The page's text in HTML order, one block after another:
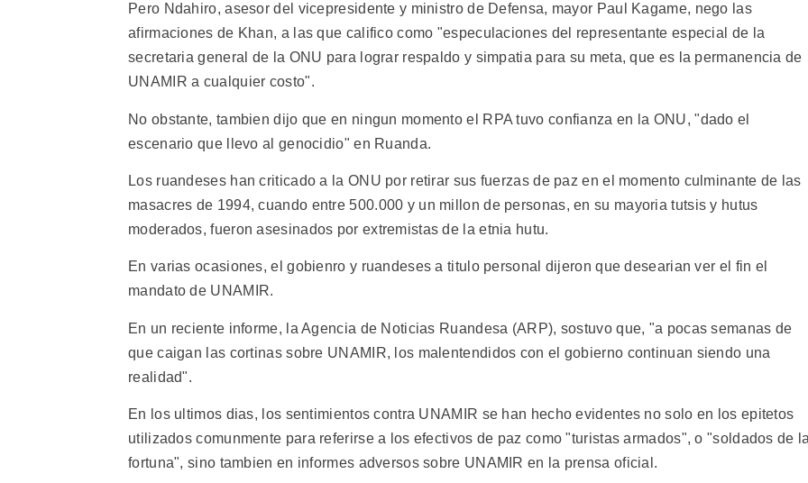
Pero Ndahiro, asesor del vicepresidente y ministro de Defensa, mayor Paul Kagame, nego las
afirmaciones de Khan, a las que califico como "especulaciones del representante especial de la
secretaria general de la ONU para lograr respaldo y simpatia para su meta, que es la permanencia de
UNAMIR a cualquier costo".
No obstante, tambien dijo que en ningun momento el RPA tuvo confianza en la ONU, "dado el
escenario que llevo al genocidio" en Ruanda.
Los ruandeses han criticado a la ONU por retirar sus fuerzas de paz en el momento culminante de las
masacres de 1994, cuando entre 500.000 y un millon de personas, en su mayoria tutsis y hutus
moderados, fueron asesinados por extremistas de la etnia hutu.
En varias ocasiones, el gobienro y ruandeses a titulo personal dijeron que desearian ver el fin el
mandato de UNAMIR.
En un reciente informe, la Agencia de Noticias Ruandesa (ARP), sostuvo que, "a pocas semanas de
que caigan las cortinas sobre UNAMIR, los malentendidos con el gobierno continuan siendo una
realidad".
En los ultimos dias, los sentimientos contra UNAMIR se han hecho evidentes no solo en los epitetos
utilizados comunmente para referirse a los efectivos de paz como "turistas armados", o "soldados de
fortuna", sino tambien en informes adversos sobre UNAMIR en la prensa oficial.